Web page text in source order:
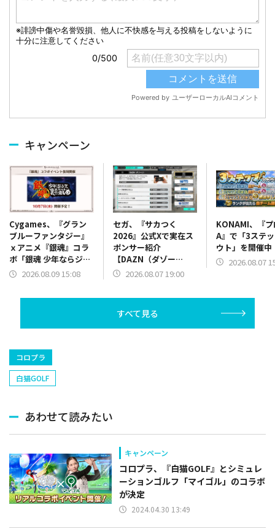
キャンペーン
Cygames、『グラン
ブルーファンタジー』
ｘアニメ『銀魂』コラ
ボ「銀魂 少年ならジャ
ンプの裏表紙までちゃ
2026.08.09 15:08
セガ、『サカつく
2026』公式Xで実在ス
ポンサー紹介
【DAZN（ダゾー
ン）】篇をポスト
2026.08.07 19:00
KONAMI、『
A』で「3ステ
ウト」を開催中
2026.08.07
すべて見る
コロプラ
白猫GOLF
あわせて読みたい
キャンペーン
コロプラ、『白猫GOLF』とシミュレ
ーションゴルフ「マイゴル」のコラボ
が決定
2024.04.30 13:49